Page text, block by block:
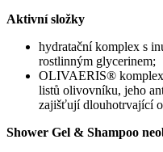
Aktivní složky
hydratační komplex s
rostlinným glycerinem;
OLIVAERIS®
listů olivovníku, jeho
zajišťují dlouhotrvající
Shower Gel & Shampoo